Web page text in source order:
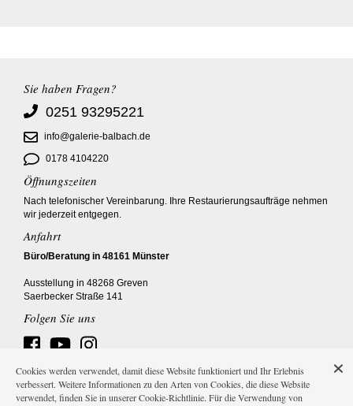
Sie haben Fragen?
0251 93295221
info@galerie-balbach.de
0178 4104220
Öffnungszeiten
Nach telefonischer Vereinbarung. Ihre Restaurierungsaufträge nehmen
wir jederzeit entgegen.
Anfahrt
Büro/Beratung in 48161 Münster
Ausstellung in 48268 Greven
Saerbecker Straße 141
Folgen Sie uns
Cookies werden verwendet, damit diese Website funktioniert und Ihr Erlebnis
verbessert. Weitere Informationen zu den Arten von Cookies, die diese Website
verwendet, finden Sie in unserer Cookie-Richtlinie. Für die Verwendung von